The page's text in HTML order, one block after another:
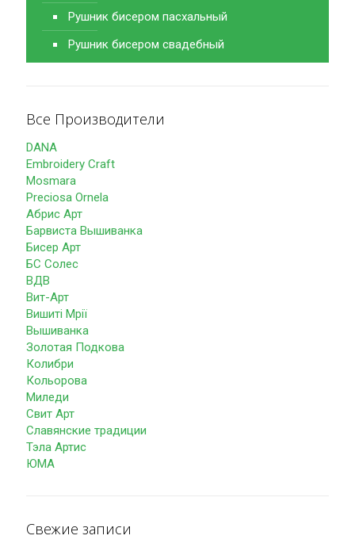
Рушник бисером пасхальный
Рушник бисером свадебный
Все Производители
DANA
Embroidery Craft
Mosmara
Preciosa Ornela
Абрис Арт
Барвиста Вышиванка
Бисер Арт
БС Солес
ВДВ
Вит-Арт
Вишиті Мрії
Вышиванка
Золотая Подкова
Колибри
Кольорова
Миледи
Свит Арт
Славянские традиции
Тэла Артис
ЮМА
Свежие записи